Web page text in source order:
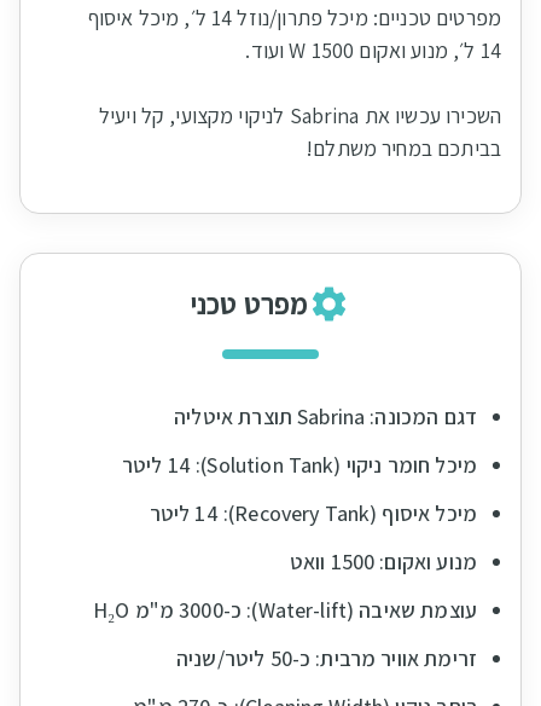
מפרטים טכניים: מיכל פתרון/נוזל 14 ל׳, מיכל איסוף
השכירו עכשיו את Sabrina לניקוי מקצועי, קל ויעיל
בביתכם במחיר משתלם!
מפרט טכני
דגם המכונה: Sabrina תוצרת איטליה
מיכל חומר ניקוי (Solution Tank): 14 ליטר
מיכל איסוף (Recovery Tank): 14 ליטר
מנוע ואקום: 1500 וואט
עוצמת שאיבה (Water-lift): כ-3000 מ"מ H₂O
זרימת אוויר מרבית: כ-50 ליטר/שניה